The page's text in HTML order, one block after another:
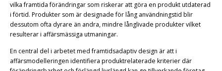
vilka framtida förändringar som riskerar att göra en produkt utdaterad
i förtid. Produkter som är designade för lång användningstid blir
dessutom ofta dyrare än andra, mindre långlivade produkter vilket
resulterar i affärsmässiga utmaningar.
En central del i arbetet med framtidsadaptiv design är att i
affärsmodelleringen identifiera produktrelaterade kriterier där